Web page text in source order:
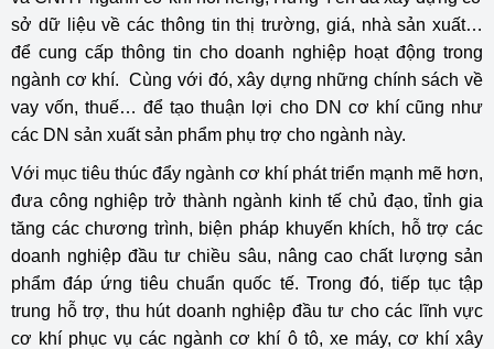
sở dữ liệu về các thông tin thị trường, giá, nhà sản xuất…
để cung cấp thông tin cho doanh nghiệp hoạt động trong
ngành cơ khí. Cùng với đó, xây dựng những chính sách về
vay vốn, thuế… để tạo thuận lợi cho DN cơ khí cũng như
các DN sản xuất sản phẩm phụ trợ cho ngành này.
Với mục tiêu thúc đẩy ngành cơ khí phát triển mạnh mẽ hơn,
đưa công nghiệp trở thành ngành kinh tế chủ đạo, tỉnh gia
tăng các chương trình, biện pháp khuyến khích, hỗ trợ các
doanh nghiệp đầu tư chiều sâu, nâng cao chất lượng sản
phẩm đáp ứng tiêu chuẩn quốc tế. Trong đó, tiếp tục tập
trung hỗ trợ, thu hút doanh nghiệp đầu tư cho các lĩnh vực
cơ khí phục vụ các ngành cơ khí ô tô, xe máy, cơ khí xây